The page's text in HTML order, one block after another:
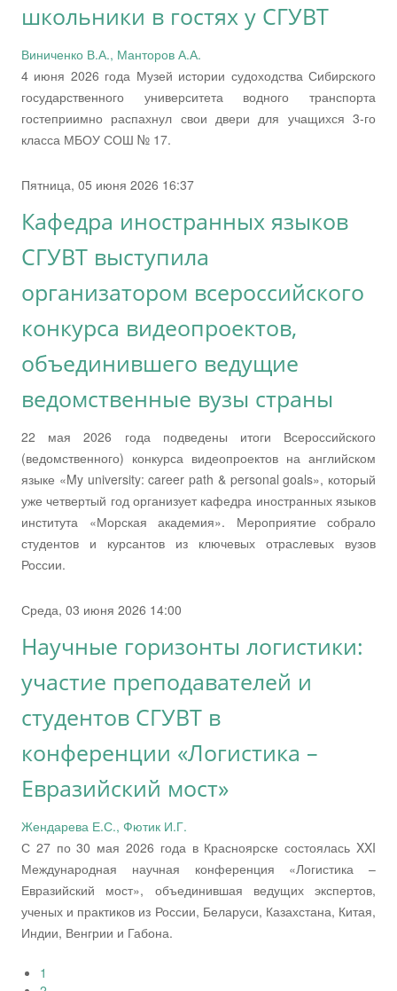
школьники в гостях у СГУВТ
Виниченко В.А., Манторов А.А.
4 июня 2026 года Музей истории судоходства Сибирского
государственного университета водного транспорта
гостеприимно распахнул свои двери для учащихся 3-го
класса МБОУ СОШ № 17.
Пятница, 05 июня 2026 16:37
Кафедра иностранных языков
СГУВТ выступила
организатором всероссийского
конкурса видеопроектов,
объединившего ведущие
ведомственные вузы страны
22 мая 2026 года подведены итоги Всероссийского
(ведомственного) конкурса видеопроектов на английском
языке «My university: career path & personal goals», который
уже четвертый год организует кафедра иностранных языков
института «Морская академия». Мероприятие собрало
студентов и курсантов из ключевых отраслевых вузов
России.
Среда, 03 июня 2026 14:00
Научные горизонты логистики:
участие преподавателей и
студентов СГУВТ в
конференции «Логистика –
Евразийский мост»
Жендарева Е.С., Фютик И.Г.
С 27 по 30 мая 2026 года в Красноярске состоялась XXI
Международная научная конференция «Логистика –
Евразийский мост», объединившая ведущих экспертов,
ученых и практиков из России, Беларуси, Казахстана, Китая,
Индии, Венгрии и Габона.
1